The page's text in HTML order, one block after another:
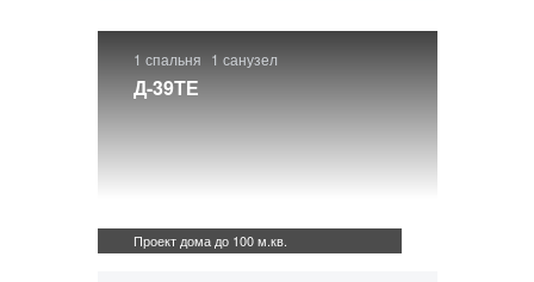
1 спальня 1 санузел
Д-39ТЕ
Проект дома до 100 м.кв.